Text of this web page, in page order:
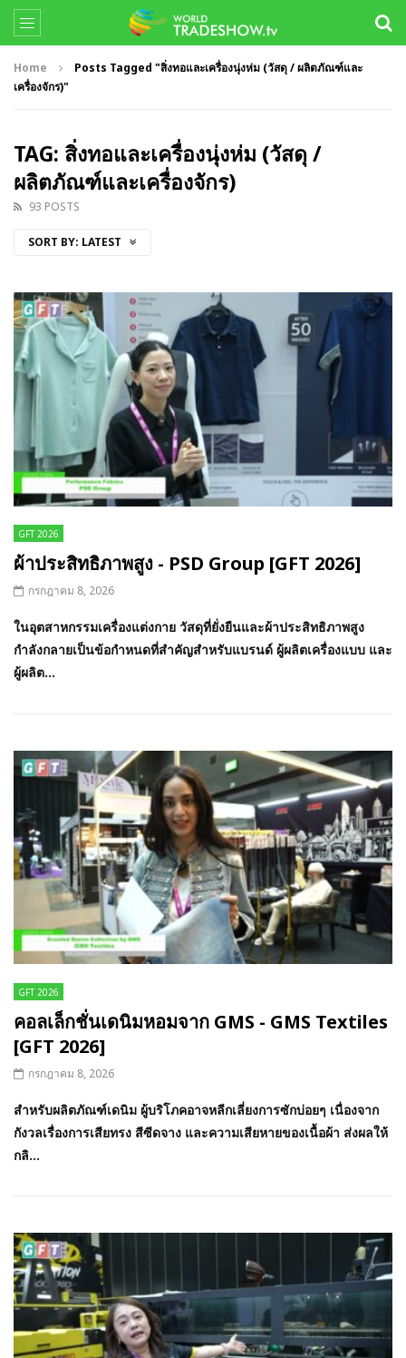
Home
Posts Tagged "สิ่งทอและเครื่องนุ่งห่ม (วัสดุ / ผลิตภัณฑ์และ
เครื่องจักร)"
TAG: สิ่งทอและเครื่องนุ่งห่ม (วัสดุ /
ผลิตภัณฑ์และเครื่องจักร)
93 POSTS
SORT BY: LATEST
GFT 2026
ผ้าประสิทธิภาพสูง - PSD Group [GFT 2026]
กรกฎาคม 8, 2026
ในอุตสาหกรรมเครื่องแต่งกาย วัสดุที่ยั่งยืนและผ้าประสิทธิภาพสูง
กำลังกลายเป็นข้อกำหนดที่สำคัญสำหรับแบรนด์ ผู้ผลิตเครื่องแบบ และ
ผู้ผลิต...
GFT 2026
คอลเล็กชั่นเดนิมหอมจาก GMS - GMS Textiles
[GFT 2026]
กรกฎาคม 8, 2026
สำหรับผลิตภัณฑ์เดนิม ผู้บริโภคอาจหลีกเลี่ยงการซักบ่อยๆ เนื่องจาก
กังวลเรื่องการเสียทรง สีซีดจาง และความเสียหายของเนื้อผ้า ส่งผลให้
กลิ...